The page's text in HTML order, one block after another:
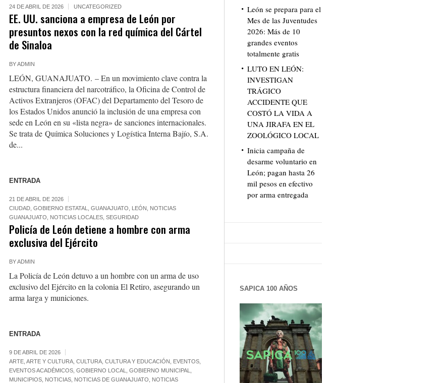
24 DE ABRIL DE 2026 UNCATEGORIZED
EE. UU. sanciona a empresa de León por
presuntos nexos con la red química del Cártel
de Sinaloa
BYADMIN
LEÓN, GUANAJUATO. – En un movimiento clave contra la
estructura financiera del narcotráfico, la Oficina de Control de
Activos Extranjeros (OFAC) del Departamento del Tesoro de
los Estados Unidos anunció la inclusión de una empresa con
sede en León en su «lista negra» de sanciones internacionales.
Se trata de Química Soluciones y Logística Interna Bajío, S.A.
de...
ENTRADA
21 DE ABRIL DE 2026
CIUDAD, GOBIERNO ESTATAL GUANAJUATO LEÓN
NOTICIAS
GUANAJUATO
NOTICIAS LOCALES, SEGURIDAD
Policía de León detiene a hombre con arma
exclusiva del Ejército
BYADMIN
La Policía de León detuvo a un hombre con un arma de uso
exclusivo del Ejército en la colonia El Retiro, asegurando un
arma larga y municiones.
ENTRADA
9 DE ABRIL DE 2026
ARTE, ARTE Y CULTURA, CULTURA, CULTURA Y EDUCACIÓN EVENTOS,
EVENTOS ACADÉMICOS, GOBIERNO LOCAL GOBIERNO MUNICIPAL
MUNICIPIOS, NOTICIAS, NOTICIAS DE GUANAJUATO
NOTICIAS
León se prepara para el
Mes de las Juventudes
2026: Más de 10
grandes eventos
totalmente gratis
LUTO EN LEÓN:
INVESTIGAN
TRÁGICO
ACCIDENTE QUE
COSTÓ LA VIDA A
UNA JIRAFA EN EL
ZOOLÓGICO LOCAL
Inicia campaña de
desarme voluntario en
León; pagan hasta 26
mil pesos en efectivo
por arma entregada
SAPICA 100 AÑOS